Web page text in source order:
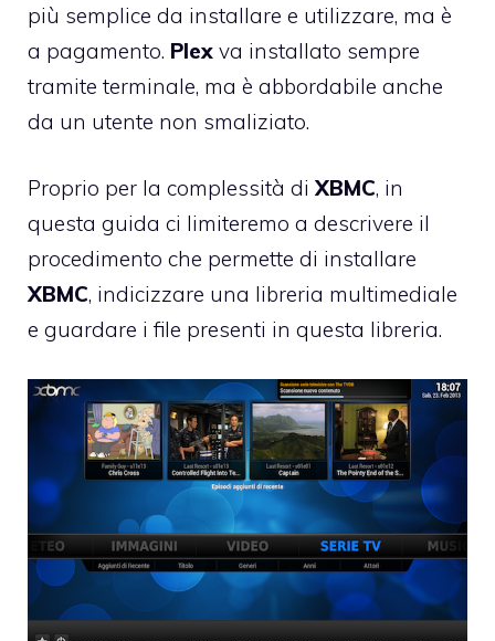
più semplice da installare e utilizzare, ma è
a pagamento. Plex va installato sempre
tramite terminale, ma è abbordabile anche
da un utente non smaliziato.
Proprio per la complessità diXBMC, in
questa guida ci limiteremo a descrivere il
procedimento che permette di installare
XBMC, indicizzare una libreria multimediale
e guardare i file presenti in questa libreria.